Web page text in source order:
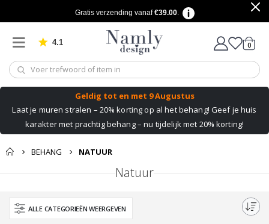
Gratis verzending vanaf€39.00.
4.1 Gebaseerd op 1024 beoordelingen 0
Geldig tot en met 9 Augustus
Laat je muren stralen – 20% korting op al het behang! Geef je huis
karakter met prachtig behang – nu tijdelijk met 20% korting!
BEHANG NATUUR
Natuur
ALLE CATEGORIEËN WEERGEVEN